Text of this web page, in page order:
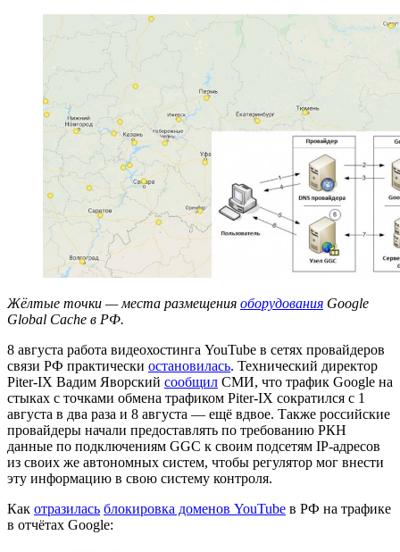
Жёлтые точки — места размещения оборудования Google
Global Cache в РФ.
8 августа работа видеохостинга YouTube в сетях провайдеров
связи РФ практически остановилась. Технический директор
Piter-IX Вадим Яворский сообщил СМИ, что трафик Google на
стыках с точками обмена трафиком Piter-IX сократился с 1
августа в два раза и 8 августа — ещё вдвое. Также российские
провайдеры начали предоставлять по требованию РКН
данные по подключениям GGC к своим подсетям IP-адресов
из своих же автономных систем, чтобы регулятор мог внести
эту информацию в свою систему контроля.
Как отразилась блокировка доменов YouTube в РФ на трафике
в отчётах Google: